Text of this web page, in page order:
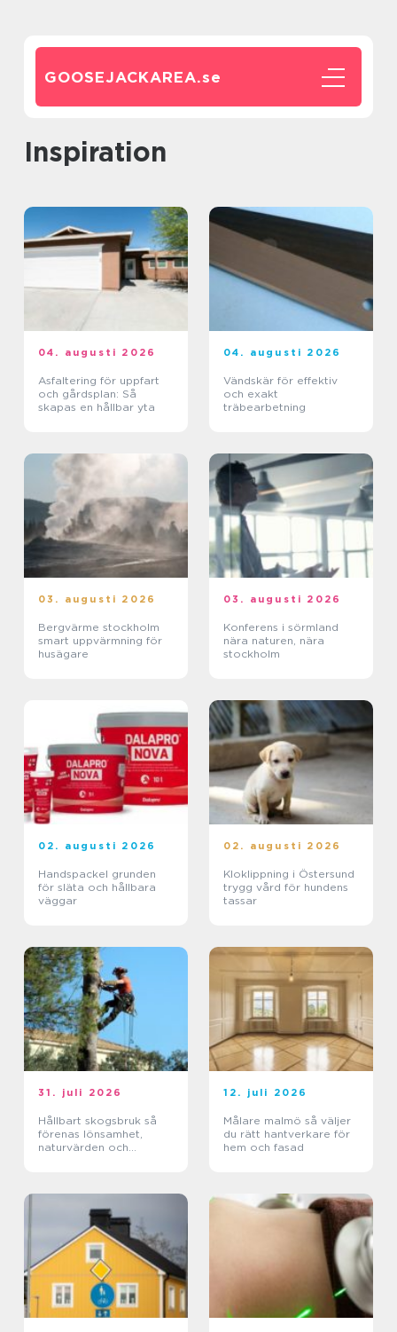
GOOSEJACKAREA.se
inspiration
04. augusti 2026
Asfaltering för uppfart
och gårdsplan: Så
skapas en hållbar yta
04. augusti 2026
Vändskär för effektiv
och exakt
träbearbetning
03. augusti 2026
Bergvärme stockholm
smart uppvärmning för
husägare
03. augusti 2026
Konferens i sörmland
nära naturen, nära
stockholm
02. augusti 2026
Handspackel grunden
för släta och hållbara
väggar
02. augusti 2026
Kloklippning i Östersund
trygg vård för hundens
tassar
31. juli 2026
Hållbart skogsbruk så
förenas lönsamhet,
naturvärden och
12. juli 2026
Målare malmö så väljer
du rätt hantverkare för
hem och fasad